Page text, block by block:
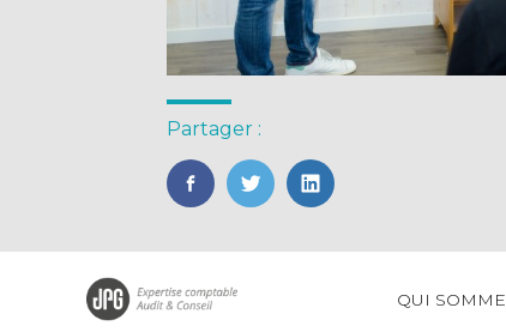
Partager :
FaceBook
TwitterLinkedIn
Footer
QUI